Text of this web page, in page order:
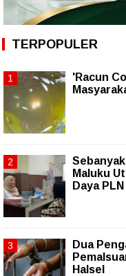
TERPOPULER
'Racun
Maluku
Daya PLN
Dua
Halsel